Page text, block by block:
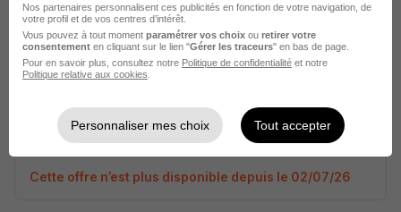
Menuisier-Charpentier H/F
Aizenay - 85 Intérim Temps partiel
Cette offre n’est plus disponible depuis le 02/07/26
Nos partenaires personnalisent ces publicités en fonction de votre navigation, de
votre profil et de vos centres d’intérêt.
Vous pouvez à tout moment paramétrer vos choix ou retirer votre
consentement en cliquant sur le lien "Gérer les traceurs" en bas de page.
Pour en savoir plus, consultez notre Politique de confidentialité et notre
Politique relative aux cookies
Personnaliser mes choix Tout accepter